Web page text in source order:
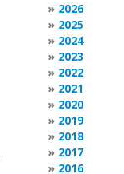
2026
2025
2024
2023
2022
2021
2020
2019
2018
2017
2016